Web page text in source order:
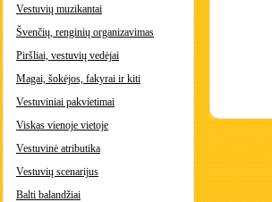
Vestuvių muzikantai
Švenčių, renginių organizavimas
Piršliai, vestuvių vedėjai
Magai, šokėjos, fakyrai ir kiti
Vestuviniai pakvietimai
Viskas vienoje vietoje
Vestuvinė atributika
Vestuvių scenarijus
Balti balandžiai